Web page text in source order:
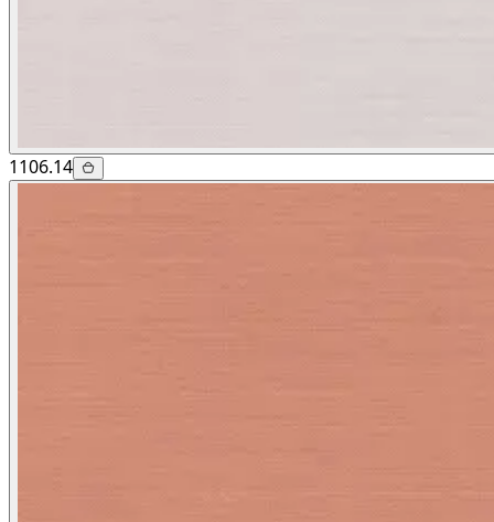
1106.14